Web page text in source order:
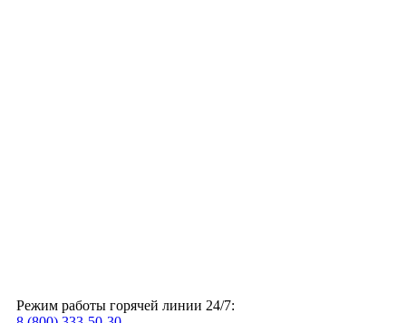
Режим работы горячей линии 24/7: